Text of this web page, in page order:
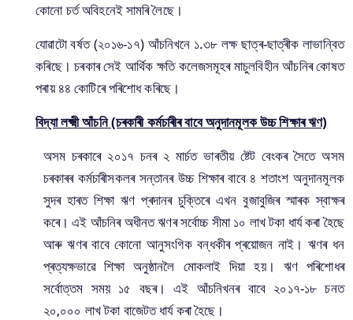
কোনো চৰ্ত অবিহনেই সামৰি লৈছে।
যোৱাটো বৰ্ষত (২০১৬-১৭) আঁচনিখনে ১.৩৮ লক্ষ ছাত্ৰ-ছাত্ৰীক লাভান্বিত
কৰিছে। চৰকাৰ সেই আৰ্থিক ক্ষতি কলেজসমূহৰ মাচুলবিহীন আঁচনিৰ কোষত
পৰায় ৪৪ কোটিৰে পৰিশোধ কৰিছে।
বিদ্যা লক্ষ্মী আঁচনি (চৰকাৰী কৰ্মচাৰীৰ বাবে অনুদানমূলক উচ্চ শিক্ষাৰ ঋণ)
অসম চৰকাৰে ২০১৭ চনৰ ২ মাৰ্চত ভাৰতীয় ষ্টেট বেংকৰ সৈতে অসম
চৰকাৰৰ কৰ্মচাৰীসকলৰ সন্তানৰ উচ্চ শিক্ষাৰ বাবে ৪ শতাংশ অনুদানমূলক
সুদৰ হাৰত শিক্ষা ঋণ প্ৰদানৰ চুক্তিৰে এখন বুজাবুজিৰ স্মাৰক স্বাক্ষৰ
কৰে। এই আঁচনিৰ অধীনত ঋণৰ সৰ্বোচ্চ সীমা ১০ লাখ টকা ধাৰ্য কৰা হৈছে
আৰু ঋণৰ বাবে কোনো আনুসংগিক বন্ধকীৰ প্ৰয়োজন নাই। ঋণৰ ধন
প্ৰত্যক্ষভাৱে শিক্ষা অনুষ্ঠানলৈ মোকলাই দিয়া হয়। ঋণ পৰিশোধৰ
সৰ্বোত্তম সময় ১৫ বছৰ। এই আঁচনিখনৰ বাবে ২০১৭-১৮ চনত
২০,০০০ লাখ টকা বাজেটত ধাৰ্য কৰা হৈছে।